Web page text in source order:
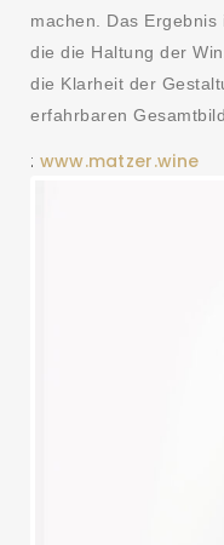
machen. Das
die die Haltung der
die Klarheit der
erfahrbaren
www.matzer.wine